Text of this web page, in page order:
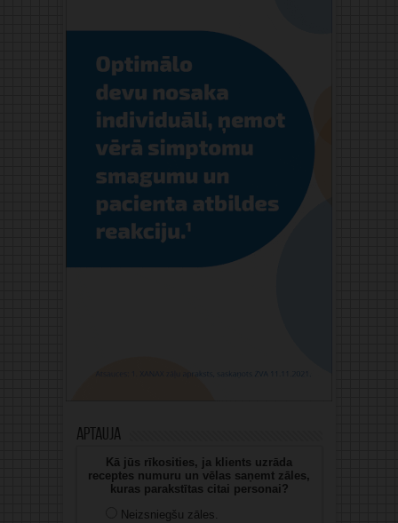
Aptauja
Kā jūs rīkosities, ja klients uzrāda
receptes numuru un vēlas saņemt zāles,
kuras parakstītas citai personai?
Neizsniegšu zāles.